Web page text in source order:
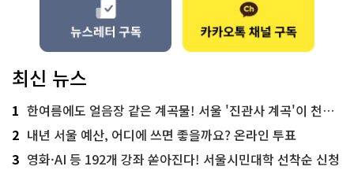
최신 뉴스
1 한여름에도 얼음장 같은 계곡물! 서울 '진관사 계곡'이 천국이네~
2 내년 서울 예산, 어디에 쓰면 좋을까요? 온라인 투표
3 영화·AI 등 192개 강좌 쏟아진다! 서울시민대학 선착순 신청